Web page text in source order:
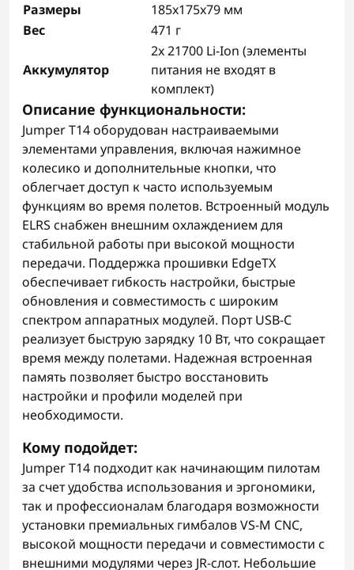
Размеры
185x175x79 мм
Вес
471 г
Аккумулятор
2x 21700 Li-Ion (элементы
питания не входят в
комплект)
Описание функциональности:
Jumper T14 оборудован настраиваемыми
элементами управления, включая нажимное
колесико и дополнительные кнопки, что
облегчает доступ к часто используемым
функциям во время полетов. Встроенный модуль
ELRS снабжен внешним охлаждением для
стабильной работы при высокой мощности
передачи. Поддержка прошивки EdgeTX
обеспечивает гибкость настройки, быстрые
обновления и совместимость с широким
спектром аппаратных модулей. Порт USB-C
реализует быструю зарядку 10 Вт, что сокращает
время между полетами. Надежная встроенная
память позволяет быстро восстановить
настройки и профили моделей при
необходимости.
Кому подойдет:
Jumper T14 подходит как начинающим пилотам
за счет удобства использования и эргономики,
так и профессионалам благодаря возможности
установки премиальных гимбалов VS-M CNC,
высокой мощности передачи и совместимости с
внешними модулями через JR-слот. Небольшие